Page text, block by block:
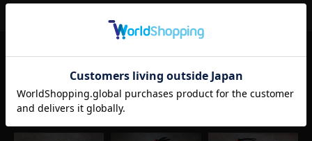
RELATED ITEM